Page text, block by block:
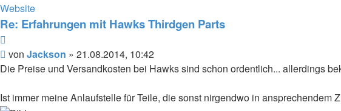
von
Jackson
Website
Re: Erfahrungen mit Hawks Thirdgen Parts
Beitrag
von Jackson » 21.08.2014, 10:42
Die Preise und Versandkosten bei Hawks sind schon ordentlich... allerdings
Ist immer meine Anlaufstelle für Teile, die sonst nirgendwo in ansprechendem